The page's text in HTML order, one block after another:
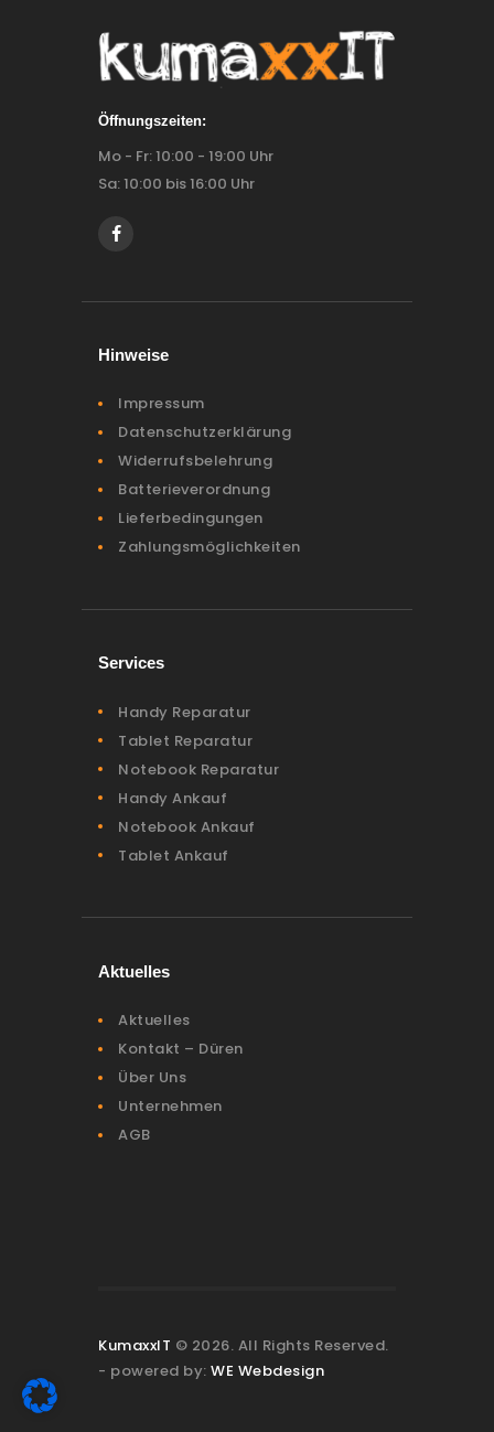
Öffnungszeiten:
Mo - Fr: 10:00 - 19:00 Uhr
Sa: 10:00 bis 16:00 Uhr
Hinweise
Impressum
Datenschutzerklärung
Widerrufsbelehrung
Batterieverordnung
Lieferbedingungen
Zahlungsmöglichkeiten
Services
Handy Reparatur
Tablet Reparatur
Notebook Reparatur
Handy Ankauf
Notebook Ankauf
Tablet Ankauf
Aktuelles
Aktuelles
Kontakt – Düren
Über Uns
Unternehmen
AGB
KumaxxIT © 2026. All Rights Reserved.
- powered by: WE Webdesign